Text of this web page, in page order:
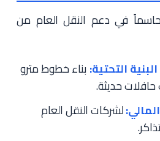
في دعم النقل العام من
التحتية: بناء خطوط مترو
حديثة.
لشركات النقل العام